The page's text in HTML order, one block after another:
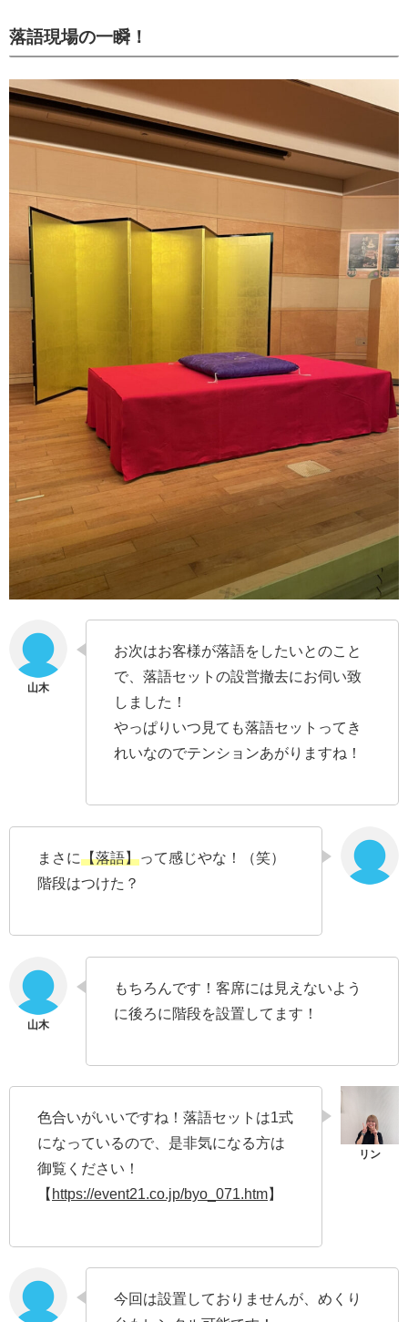
落語現場の一瞬！
お次はお客様が落語をしたいとのこと
で、落語セットの設営撤去にお伺い致
しました！
やっぱりいつ見ても落語セットってき
れいなのでテンションあがりますね！
まさに【落語】って感じやな！（笑）
階段はつけた？
もちろんです！客席には見えないよう
に後ろに階段を設置してます！
色合いがいいですね！落語セットは1式
になっているので、是非気になる方は
御覧ください！
【 https://event21.co.jp/byo_071.htm】
今回は設置しておりませんが、めくり